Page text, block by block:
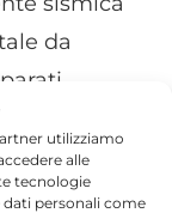
utilizziamo
alle
tecnologie
personali come
da
delle